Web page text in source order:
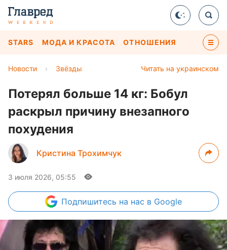
STARS МОДА И КРАСОТА ОТНОШЕНИЯ
Читать на украинском
Новости › Звёзды
Потерял больше 14 кг: Бобул
раскрыл причину внезапного
похудения
Кристина Трохимчук
3 июля 2026, 05:55
Подпишитесь на нас в Google